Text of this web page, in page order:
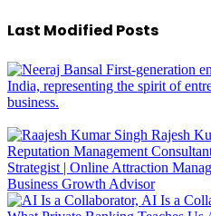
Last Modified Posts